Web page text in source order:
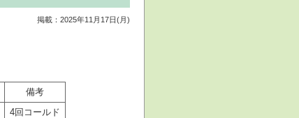
掲載：2025年11月17日(月)
備考
4回コールド